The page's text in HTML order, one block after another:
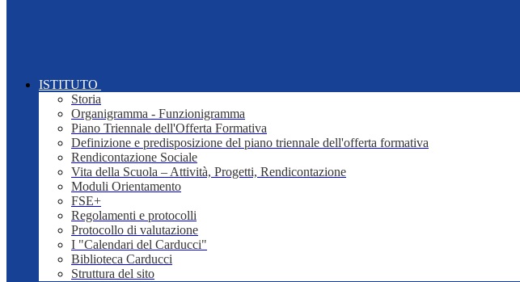
ISTITUTO
Storia
Organigramma - Funzionigramma
Piano Triennale dell'Offerta Formativa
Definizione e predisposizione del piano triennale dell'offerta formativa
Rendicontazione Sociale
Vita della Scuola – Attività, Progetti, Rendicontazione
Moduli Orientamento
FSE+
Regolamenti e protocolli
Protocollo di valutazione
I "Calendari del Carducci"
Biblioteca Carducci
Struttura del sito